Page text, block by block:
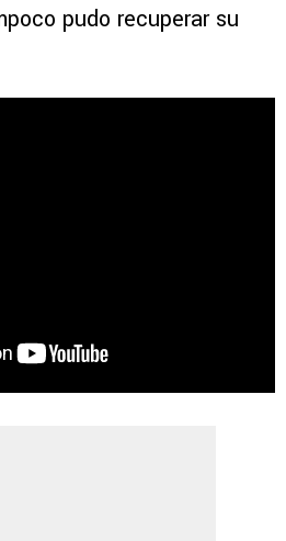
pudo recuperar su